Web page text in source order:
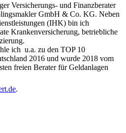
Versicherungs- und Finanzberater
GmbH & Co. KG. Neben
(IHK) bin ich
Krankenversicherung, betriebliche
ich u.a. zu den TOP 10
2016 und wurde 2018 vom
freien Berater für Geldanlagen
.